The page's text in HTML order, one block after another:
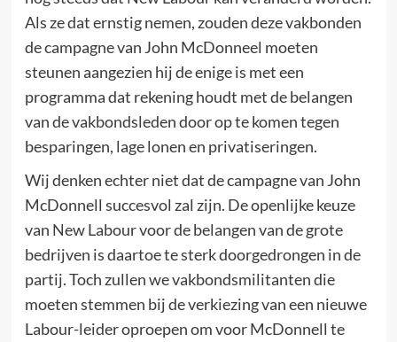
Als ze dat ernstig nemen, zouden deze vakbonden
de campagne van John McDonneel moeten
steunen aangezien hij de enige is met een
programma dat rekening houdt met de belangen
van de vakbondsleden door op te komen tegen
besparingen, lage lonen en privatiseringen.
Wij denken echter niet dat de campagne van John
McDonnell succesvol zal zijn. De openlijke keuze
van New Labour voor de belangen van de grote
bedrijven is daartoe te sterk doorgedrongen in de
partij. Toch zullen we vakbondsmilitanten die
moeten stemmen bij de verkiezing van een nieuwe
Labour-leider oproepen om voor McDonnell te